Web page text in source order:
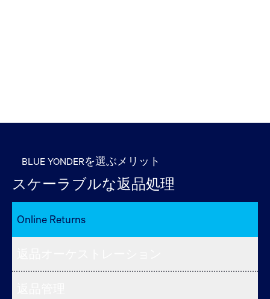
BLUE YONDERを選ぶメリット
スケーラブルな返品処理
Online Returns